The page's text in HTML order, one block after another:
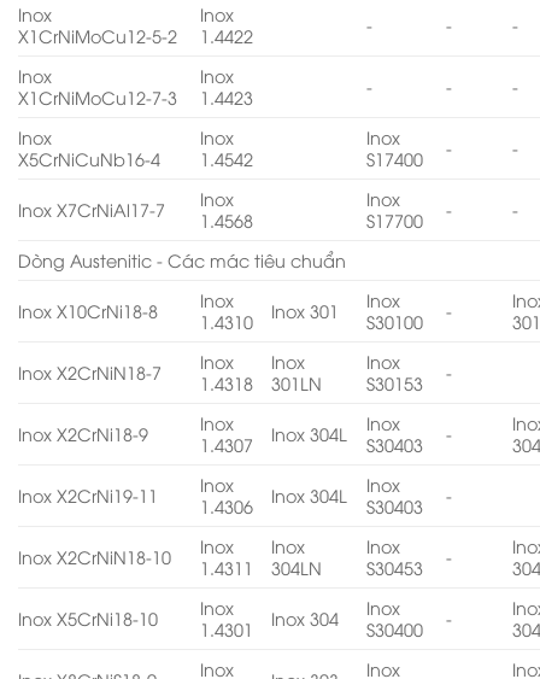
Inox
X1CrNiMoCu12-5-2
Inox
1.4422
- - -
Inox
X1CrNiMoCu12-7-3
Inox
1.4423
- - -
Inox
X5CrNiCuNb16-4
Inox
1.4542
Inox
S17400
- -
Inox X7CrNiAl17-7
Inox
1.4568
Inox
S17700
- -
Dòng Austenitic - Các mác tiêu chuẩn
Inox X10CrNi18-8
Inox
1.4310
Inox 301
Inox
S30100
-
Inox X2CrNiN18-7
Inox
1.4318
Inox
301LN
Inox
S30153
-
Inox X2CrNi18-9
Inox
1.4307
Inox 304L
Inox
S30403
-
Inox X2CrNi19-11
Inox
1.4306
Inox 304L
Inox
S30403
-
Inox X2CrNiN18-10
Inox
1.4311
Inox
304LN
Inox
S30453
-
Inox X5CrNi18-10
Inox
1.4301
Inox 304
Inox
S30400
-
Inox
Inox